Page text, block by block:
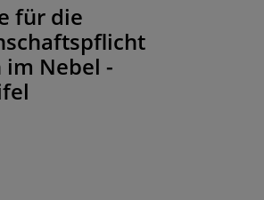
für die
im Nebel -